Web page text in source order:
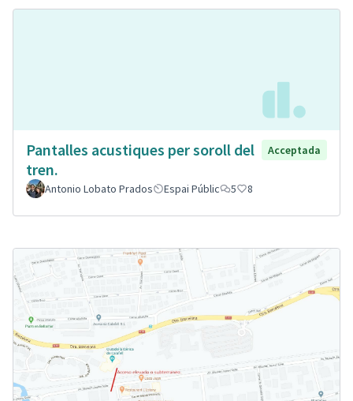
Pantalles acustiques per soroll del
tren.
Acceptada
Antonio Lobato Prados Espai Públic 5 8